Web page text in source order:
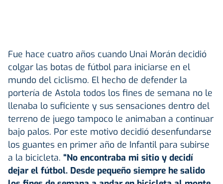
Fue hace cuatro años cuando Unai Morán decidió
colgar las botas de fútbol para iniciarse en el
mundo del ciclismo. El hecho de defender la
portería de Astola todos los fines de semana no le
llenaba lo suficiente y sus sensaciones dentro del
terreno de juego tampoco le animaban a continuar
bajo palos. Por este motivo decidió desenfundarse
los guantes en primer año de Infantil para subirse
a la bicicleta. “No encontraba mi sitio y decidí
dejar el fútbol. Desde pequeño siempre he salido